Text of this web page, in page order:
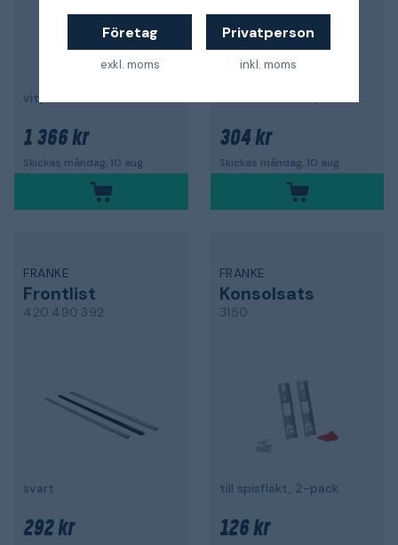
Företag
exkl. moms
Privatperson
inkl. moms
vit, stor
1 366 kr
Skickas måndag, 10 aug.
304 kr
Skickas måndag, 10 aug.
FRANKE
Frontlist
420.490.392
svart
292 kr
FRANKE
Konsolsats
3150
till spisfläkt, 2-pack
126 kr